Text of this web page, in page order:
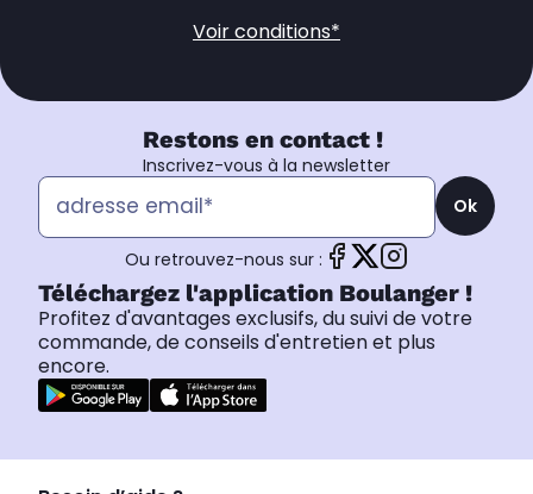
Voir conditions*
Restons en contact !
Inscrivez-vous à la newsletter
Ok
Ou retrouvez-nous sur :
Téléchargez l'application Boulanger !
Profitez d'avantages exclusifs, du suivi de votre
commande, de conseils d'entretien et plus
encore.